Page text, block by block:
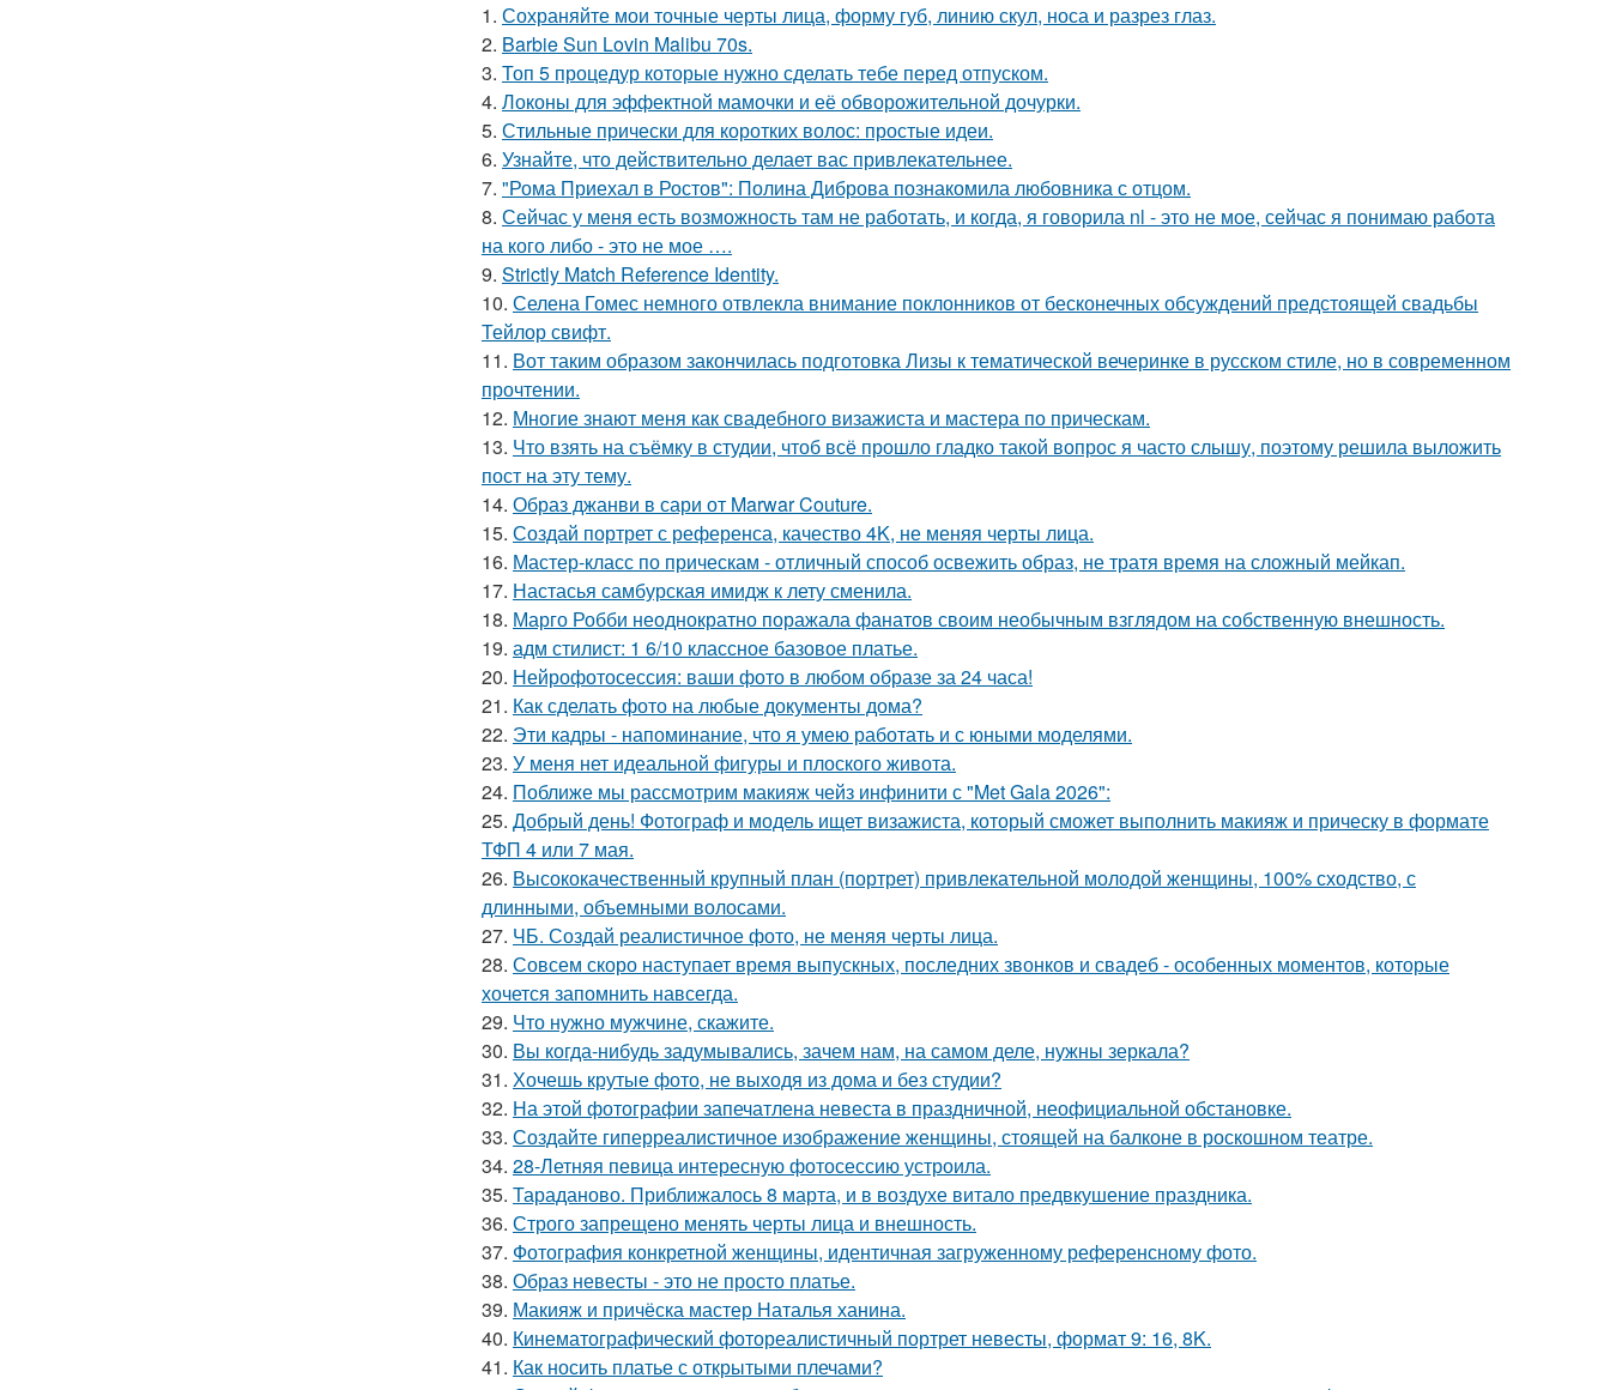
1. Сохраняйте мои точные черты лица, форму губ, линию скул, носа и разрез глаз.
2. Barbie Sun Lovin Malibu 70s.
3. Топ 5 процедур которые нужно сделать тебе перед отпуском.
4. Локоны для эффектной мамочки и её обворожительной дочурки.
5. Стильные прически для коротких волос: простые идеи.
6. Узнайте, что действительно делает вас привлекательнее.
7. "Рома Приехал в Ростов": Полина Диброва познакомила любовника с отцом.
8. Сейчас у меня есть возможность там не работать, и когда, я говорила nl - это не мое, сейчас я понимаю работа
на кого либо - это не мое ….
9. Strictly Match Reference Identity.
10. Селена Гомес немного отвлекла внимание поклонников от бесконечных обсуждений предстоящей свадьбы
Тейлор свифт.
11. Вот таким образом закончилась подготовка Лизы к тематической вечеринке в русском стиле, но в современном
прочтении.
12. Многие знают меня как свадебного визажиста и мастера по прическам.
13. Что взять на съёмку в студии, чтоб всё прошло гладко такой вопрос я часто слышу, поэтому решила выложить
пост на эту тему.
14. Образ джанви в сари от Marwar Couture.
15. Создай портрет с референса, качество 4K, не меняя черты лица.
16. Мастер-класс по прическам - отличный способ освежить образ, не тратя время на сложный мейкап.
17. Настасья самбурская имидж к лету сменила.
18. Марго Робби неоднократно поражала фанатов своим необычным взглядом на собственную внешность.
19. адм стилист: 1 6/10 классное базовое платье.
20. Нейрофотосессия: ваши фото в любом образе за 24 часа!
21. Как сделать фото на любые документы дома?
22. Эти кадры - напоминание, что я умею работать и с юными моделями.
23. У меня нет идеальной фигуры и плоского живота.
24. Поближе мы рассмотрим макияж чейз инфинити с "Met Gala 2026":
25. Добрый день! Фотограф и модель ищет визажиста, который сможет выполнить макияж и прическу в формате
ТФП 4 или 7 мая.
26. Высококачественный крупный план (портрет) привлекательной молодой женщины, 100% сходство, с
длинными, объемными волосами.
27. ЧБ. Создай реалистичное фото, не меняя черты лица.
28. Совсем скоро наступает время выпускных, последних звонков и свадеб - особенных моментов, которые
хочется запомнить навсегда.
29. Что нужно мужчине, скажите.
30. Вы когда-нибудь задумывались, зачем нам, на самом деле, нужны зеркала?
31. Хочешь крутые фото, не выходя из дома и без студии?
32. На этой фотографии запечатлена невеста в праздничной, неофициальной обстановке.
33. Создайте гиперреалистичное изображение женщины, стоящей на балконе в роскошном театре.
34. 28-Летняя певица интересную фотосессию устроила.
35. Тараданово. Приближалось 8 марта, и в воздухе витало предвкушение праздника.
36. Строго запрещено менять черты лица и внешность.
37. Фотография конкретной женщины, идентичная загруженному референсному фото.
38. Образ невесты - это не просто платье.
39. Макияж и причёска мастер Наталья ханина.
40. Кинематографический фотореалистичный портрет невесты, формат 9: 16, 8K.
41. Как носить платье с открытыми плечами?